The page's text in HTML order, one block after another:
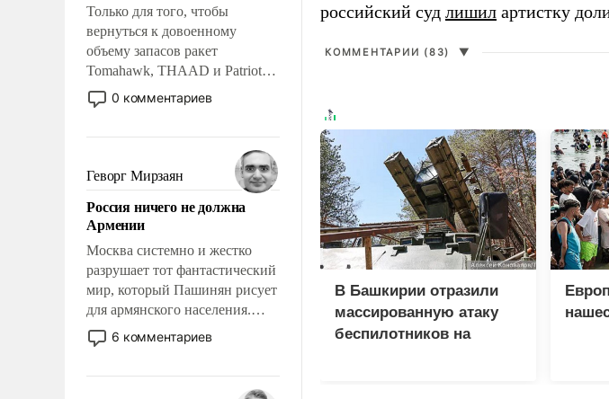
Только для того, чтобы
вернуться к довоенному
объему запасов ракет
Tomahawk, THAAD и Patriot
США потребуется более трех
лет. Даже небольшая война с
Сложившаяся ситуация
означает многолетний период
уязвимости США, например,
перед Китаем.
0 комментариев
Геворг Мирзаян
Россия ничего не должна
Армении
Москва системно и жестко
разрушает тот фантастический
мир, который Пашинян рисует
для армянского населения.
Мир, где этому населению все
должны просто по
политические прожекты будут
6 комментариев
российский суд лишил артистку
КОММЕНТАРИИ (83) ▼
В Башкирии отразили
массированную атаку
беспилотников на